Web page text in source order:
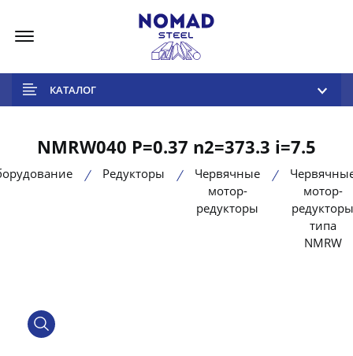
КАТАЛОГ
NMRW040 P=0.37 n2=373.3 i=7.5
Редукторы
Червячные
мотор-
редукторы
мотор-
редукторы
типа
NMRW
product view